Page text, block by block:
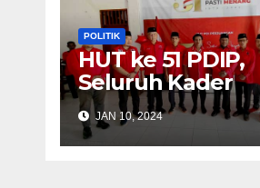
POLITIK
HUT ke 51 PDIP,
Seluruh Kader
Diingatkan
Komunikasi
Dengan
JAN 10, 2024